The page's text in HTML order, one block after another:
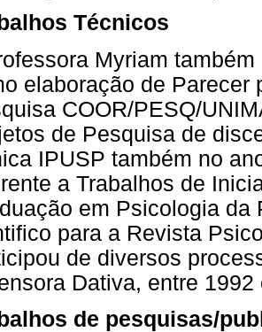
Técnicos
Myriam
elaboração de Parecer
COOR/PESQ/
de Pesquisa de
IPUSP também no
a Trabalhos de
em Psicologia da
para a Revista
de diversos
Dativa, entre 1992
de pesquisas/